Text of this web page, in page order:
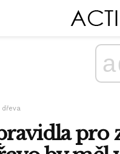
dřeva
pro